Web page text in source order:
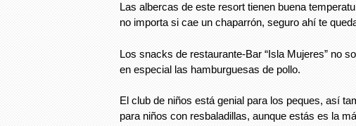
Las albercas de este resort tienen buena
no importa si cae un chaparrón, seguro ahí te
Los snacks de restaurante-Bar “Isla Mujeres” no
en especial las hamburguesas de pollo.
El club de niños está genial para los peques, así
para niños con resbaladillas, aunque estás es la